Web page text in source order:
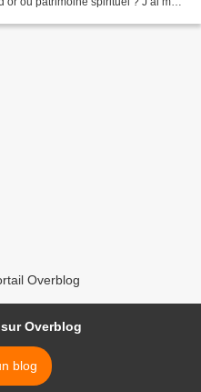
Overblog
Overblog
blog